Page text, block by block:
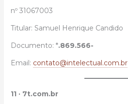
nº 31067003
Titular: Samuel Henrique Candido
Documento: *.869.566-
Email: contato@intelectual.com.br
11 · 7t.com.br